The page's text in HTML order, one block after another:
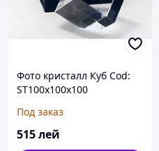
Фото кристалл Куб Cod:
ST100x100x100
Под заказ
515лей